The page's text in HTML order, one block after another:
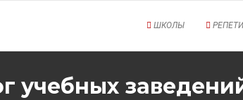
ШКОЛЫ
учебных